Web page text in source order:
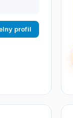
profil